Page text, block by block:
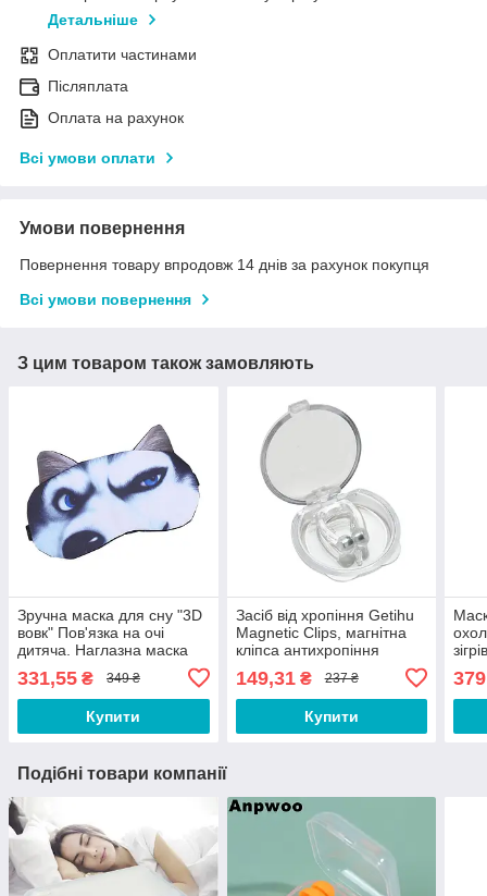
Детальніше
Оплатити частинами
Післяплата
Оплата на рахунок
Всі умови оплати
Умови повернення
Повернення товару впродовж 14 днів за рахунок покупця
Всі умови повернення
З цим товаром також замовляють
Зручна маска для сну "3D
вовк" Пов'язка на очі
дитяча. Наглазна маска
331,55 ₴ 349 ₴
Купити
Засіб від хропіння Getihu
Magnetic Clips, магнітна
кліпса антихропіння
проти хропіння QW22S
149,31₴ 237 ₴
Купити
для
Подібні товари компанії